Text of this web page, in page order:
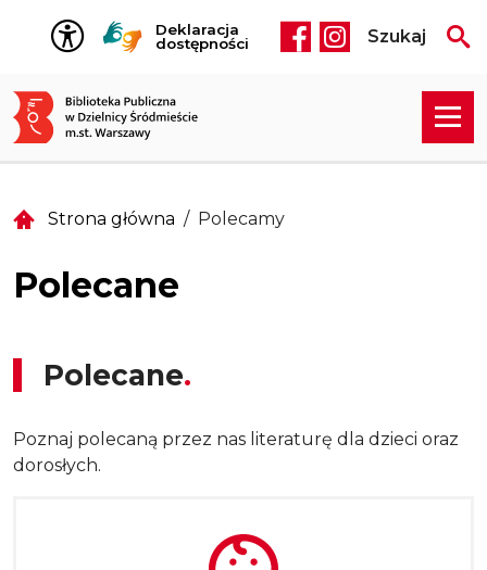
Przejdź do treści
Deklaracja
dostępności
Social media
Szukaj
Strona główna Polecamy
Polecane
Polecane
Poznaj polecaną przez nas literaturę dla dzieci oraz
dorosłych.